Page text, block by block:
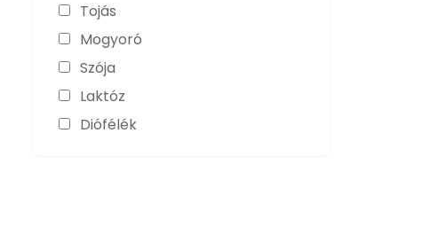
Tojás
Mogyoró
Szója
Laktóz
Diófélék